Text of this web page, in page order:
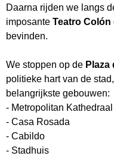
Daarna rijden we langs
imposante Teatro Colón
bevinden.
We stoppen op de Plaza
politieke hart van de
belangrijkste gebouwen:
- Metropolitan Kathedraal
- Casa Rosada
- Cabildo
- Stadhuis